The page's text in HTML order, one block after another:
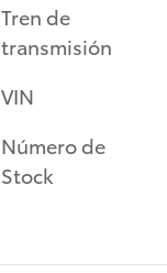
Tren de
transmisión
VIN
Número de
Stock